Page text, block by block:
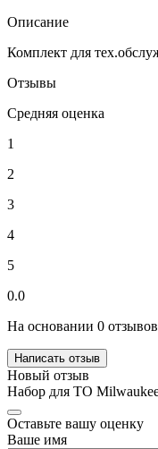
Описание
Комплект для
Отзывы
Средняя оценка
1
2
3
4
5
0.0
На основании 0 отзывов
Написать отзыв
Новый отзыв
Набор для ТО
Оставьте вашу оценку
Ваше имя